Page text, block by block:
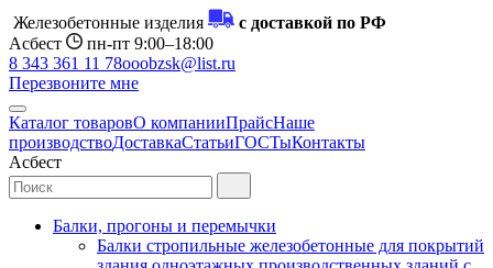
Железобетонные изделия
с доставкой по РФ
Асбест
пн-пт 9:00–18:00
8 343 361 11 78ooobzsk@list.ru
Перезвоните мне
Каталог товаровО компанииПрайсНаше
производствоДоставкаСтатьиГОСТыКонтакты
Асбест
Балки, прогоны и перемычки
Балки стропильные железобетонные для покрытий